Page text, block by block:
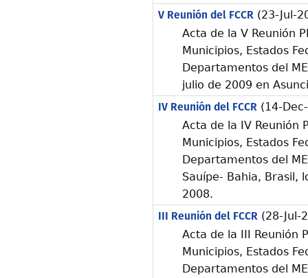
V Reunión del FCCR (23-Jul-
Acta de la V Reunión
Municipios, Estados
Departamentos del
julio de 2009 en
IV Reunión del FCCR (14-
Acta de la IV Reunión
Municipios, Estados
Departamentos del
Sauípe- Bahia, Brasil,
2008.
III Reunión del FCCR (28-Jul-
Acta de la III Reunión
Municipios, Estados
Departamentos del